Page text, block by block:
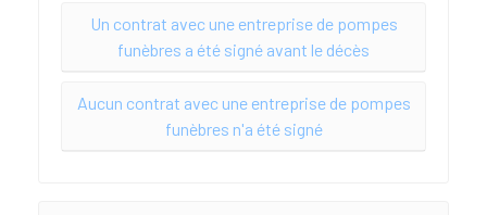
Un contrat avec une entreprise de pompes
funèbres a été signé avant le décès
Aucun contrat avec une entreprise de pompes
funèbres n'a été signé